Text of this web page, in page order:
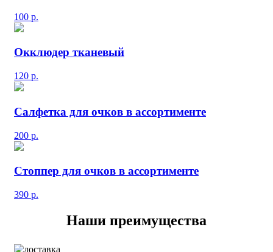
100 р.
Окклюдер тканевый
120 р.
Салфетка для очков в ассортименте
200 р.
Стоппер для очков в ассортименте
390 р.
Наши преимущества